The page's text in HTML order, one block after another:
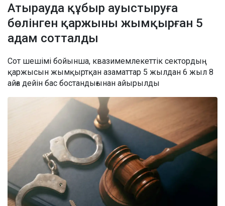
Атырауда құбыр ауыстыруға
бөлінген қаржыны жымқырған 5
адам сотталды
Сот шешімі бойынша, квазимемлекеттік сектордың
қаржысын жымқыртқан азаматтар 5 жылдан 6 жыл 8
айға дейін бас бостандығынан айырылды